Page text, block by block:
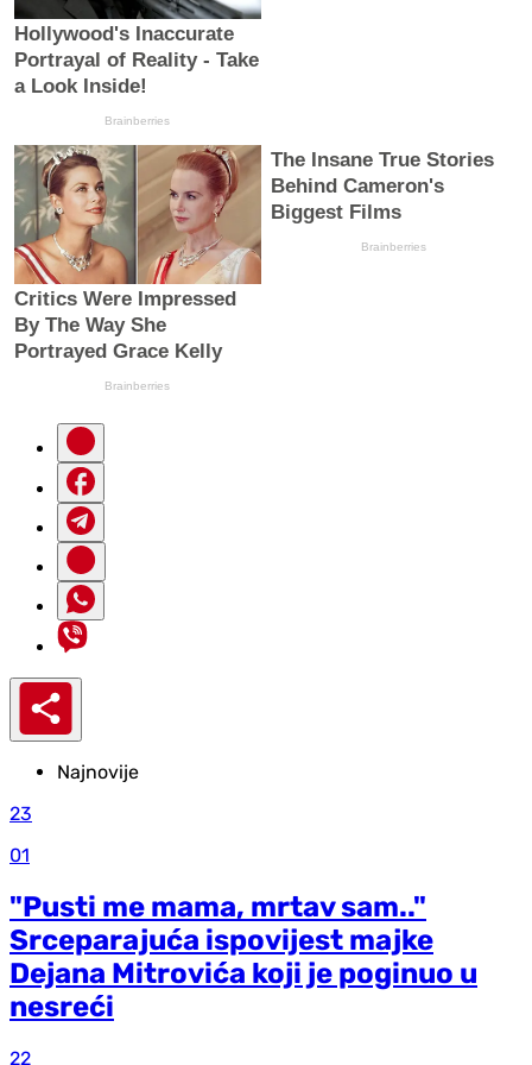
Najnovije
23
01
"Pusti me mama, mrtav sam.."
Srceparajuća ispovijest majke
Dejana Mitrovića koji je poginuo u
nesreći
22